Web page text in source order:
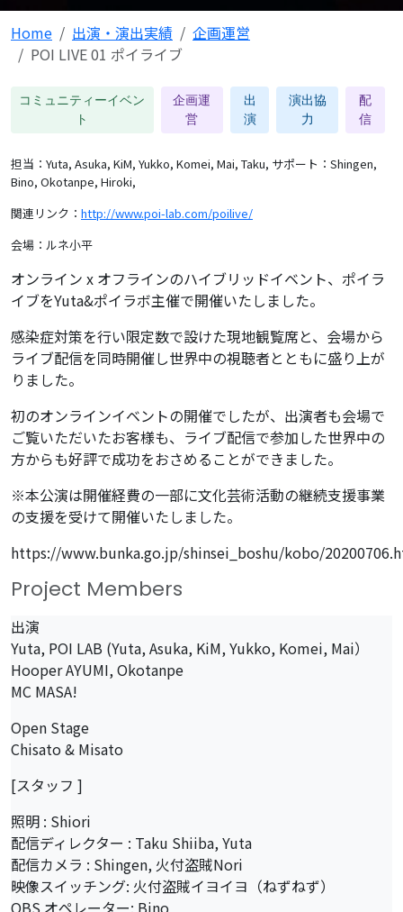
Home 出演・演出実績
企画運営
POI LIVE 01 ポイライブ
コミュニティーイベン
ト
企画運
営
出
演
演出協
力
配
信
担当：Yuta, Asuka, KiM, Yukko, Komei, Mai, Taku, サポート：Shingen,
Bino, Okotanpe, Hiroki,
関連リンク： http://www.poi-lab.com/poilive/
会場：ルネ小平
オンライン x オフラインのハイブリッドイベント、ポイラ
イブをYuta&ポイラボ主催で開催いたしました。
感染症対策を行い限定数で設けた現地観覧席と、会場から
ライブ配信を同時開催し世界中の視聴者とともに盛り上が
りました。
初のオンラインイベントの開催でしたが、出演者も会場で
ご覧いただいたお客様も、ライブ配信で参加した世界中の
方からも好評で成功をおさめることができました。
※本公演は開催経費の一部に文化芸術活動の継続支援事業
の支援を受けて開催いたしました。
https://www.bunka.go.jp/shinsei_boshu/kobo/
Project Members
出演
Yuta, POI LAB (Yuta, Asuka, KiM, Yukko, Komei, Mai）
Hooper AYUMI, Okotanpe
MC MASA!
Open Stage
Chisato & Misato
[スタッフ ]
照明 : Shiori
配信ディレクター : Taku Shiiba, Yuta
配信カメラ : Shingen, 火付盗賊Nori
映像スイッチング: 火付盗賊イヨイヨ（ねずねず）
OBS オペレーター: Bino